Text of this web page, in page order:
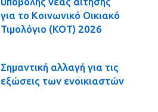
για το Κοινωνικό Οικιακό
Τιμολόγιο (ΚΟΤ) 2026
Σημαντική αλλαγή για τις
εξώσεις των ενοικιαστών